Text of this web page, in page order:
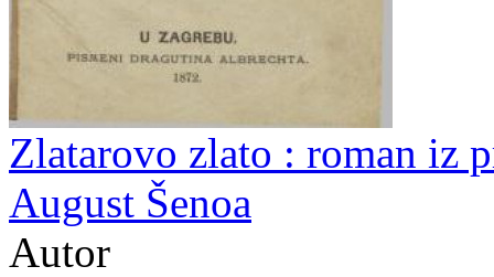
Zlatarovo zlato : roman iz
August Šenoa
Autor